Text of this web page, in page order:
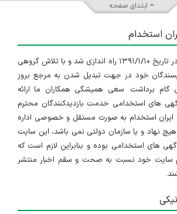
ابتدای صفحه
استخدام
سایت ایران استخدام در تاریخ ۱۳۹۱/۱/۱۰ راه اندازی شد و با تلاش گروهی
خود در جهت تبدیل شدن به مرجع بروز
گام برداشت. سعی همیشگی همکاران ما ارائه
های استخدامی خدمت بازدیدکنندگان محترم
استخدام به صورت مستقل و خصوصی اداره
نهاد و یا سازمان دولتی نمی باشد، این سایت
های استخدامی بوده و بنابراین لازم است که
سایت خود نسبت به صحت و سقم اخبار منتشر